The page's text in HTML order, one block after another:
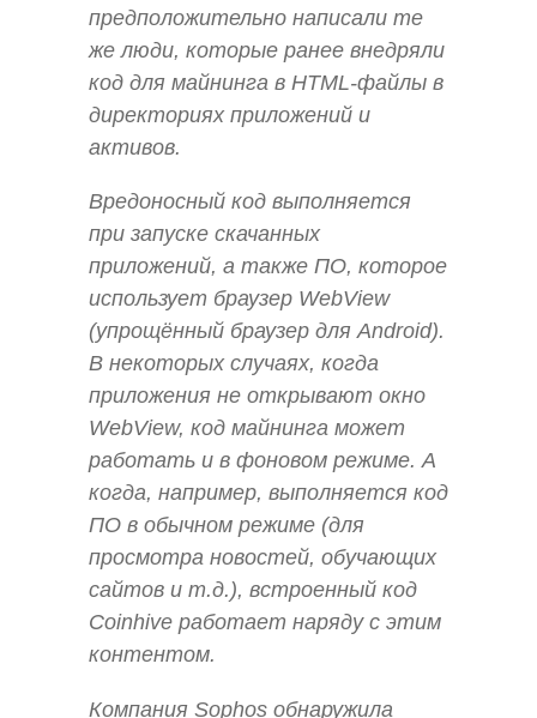
предположительно написали те
же люди, которые ранее внедряли
код для майнинга в HTML-файлы в
директориях приложений и
активов.
Вредоносный код выполняется
при запуске скачанных
приложений, а также ПО, которое
использует браузер WebView
(упрощённый браузер для Android).
В некоторых случаях, когда
приложения не открывают окно
WebView, код майнинга может
работать и в фоновом режиме. А
когда, например, выполняется код
ПО в обычном режиме (для
просмотра новостей, обучающих
сайтов и т.д.), встроенный код
Coinhive работает наряду с этим
контентом.
Компания Sophos обнаружила